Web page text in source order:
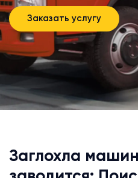
Заказать услугу
Заглохла